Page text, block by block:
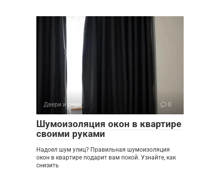
Двери и окна 0
Шумоизоляция окон в квартире
своими руками
Надоел шум улиц? Правильная шумоизоляция
окон в квартире подарит вам покой. Узнайте, как
снизить